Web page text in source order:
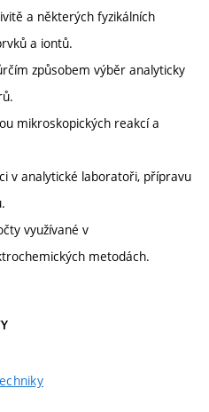
a některých fyzikálních
a iontů.
způsobem výběr analyticky
mikroskopických reakcí a
v analytické laboratoři, přípravu
využívané v
metodách.